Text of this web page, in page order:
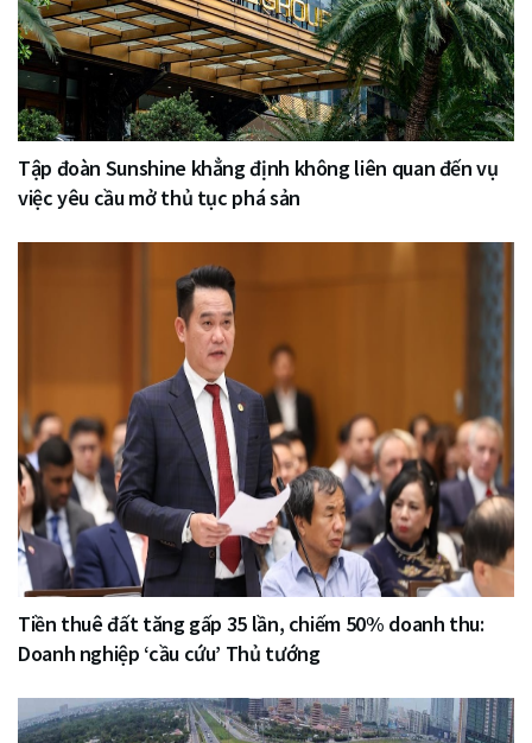
Tập đoàn Sunshine khẳng định không liên quan đến vụ
việc yêu cầu mở thủ tục phá sản
Tiền thuê đất tăng gấp 35 lần, chiếm 50% doanh thu:
Doanh nghiệp ‘cầu cứu’ Thủ tướng